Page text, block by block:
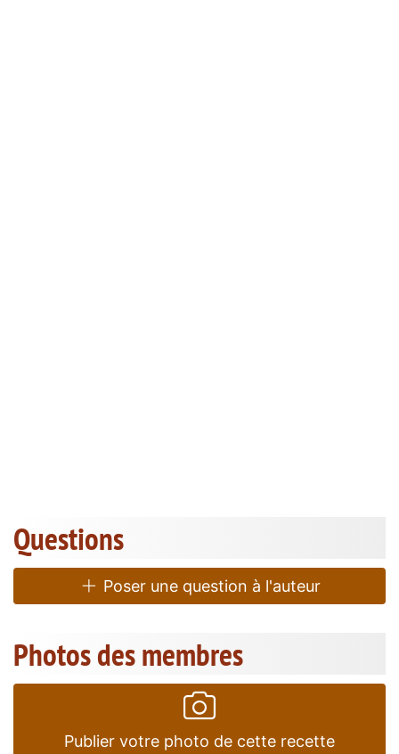
Questions
Poser une question à l'auteur
Photos des membres
Publier votre photo de cette recette